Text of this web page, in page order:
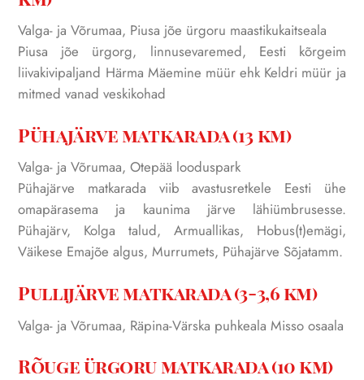
Valga- ja Võrumaa, Piusa jõe ürgoru maastikukaitseala
Piusa jõe ürgorg, linnusevaremed, Eesti kõrgeim
liivakivipaljand Härma Mäemine müür ehk Keldri müür ja
mitmed vanad veskikohad
Pühajärve matkarada (13 km)
Valga- ja Võrumaa, Otepää looduspark
Pühajärve matkarada viib avastusretkele Eesti ühe
omapärasema ja kaunima järve lähiümbrusesse.
Pühajärv, Kolga talud, Armuallikas, Hobus(t)emägi,
Väikese Emajõe algus, Murrumets, Pühajärve Sõjatamm.
Pullijärve matkarada (3-3,6 km)
Valga- ja Võrumaa, Räpina-Värska puhkeala Misso osaala
Rõuge ürgoru matkarada (10 km)